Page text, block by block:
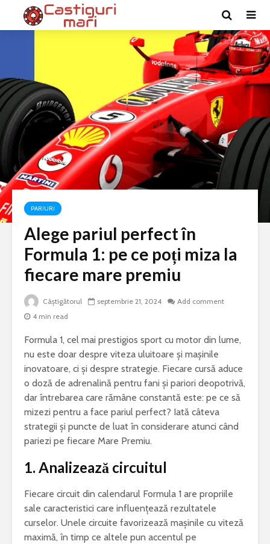
PARIURI
Alege pariul perfect în
Formula 1: pe ce poți miza la
fiecare mare premiu
Câștigătorul septembrie 21, 2024
Add comment
4 min read
Formula 1, cel mai prestigios sport cu motor din lume,
nu este doar despre viteza uluitoare și mașinile
inovatoare, ci și despre strategie. Fiecare cursă aduce
o doză de adrenalină pentru fani și pariori deopotrivă,
dar întrebarea care rămâne constantă este: pe ce să
mizezi pentru a face pariul perfect? Iată câteva
strategii și puncte de luat în considerare atunci când
pariezi pe fiecare Mare Premiu.
1. Analizează circuitul
Fiecare circuit din calendarul Formula 1 are propriile
sale caracteristici care influențează rezultatele
curselor. Unele circuite favorizează mașinile cu viteză
maximă, în timp ce altele pun accentul pe